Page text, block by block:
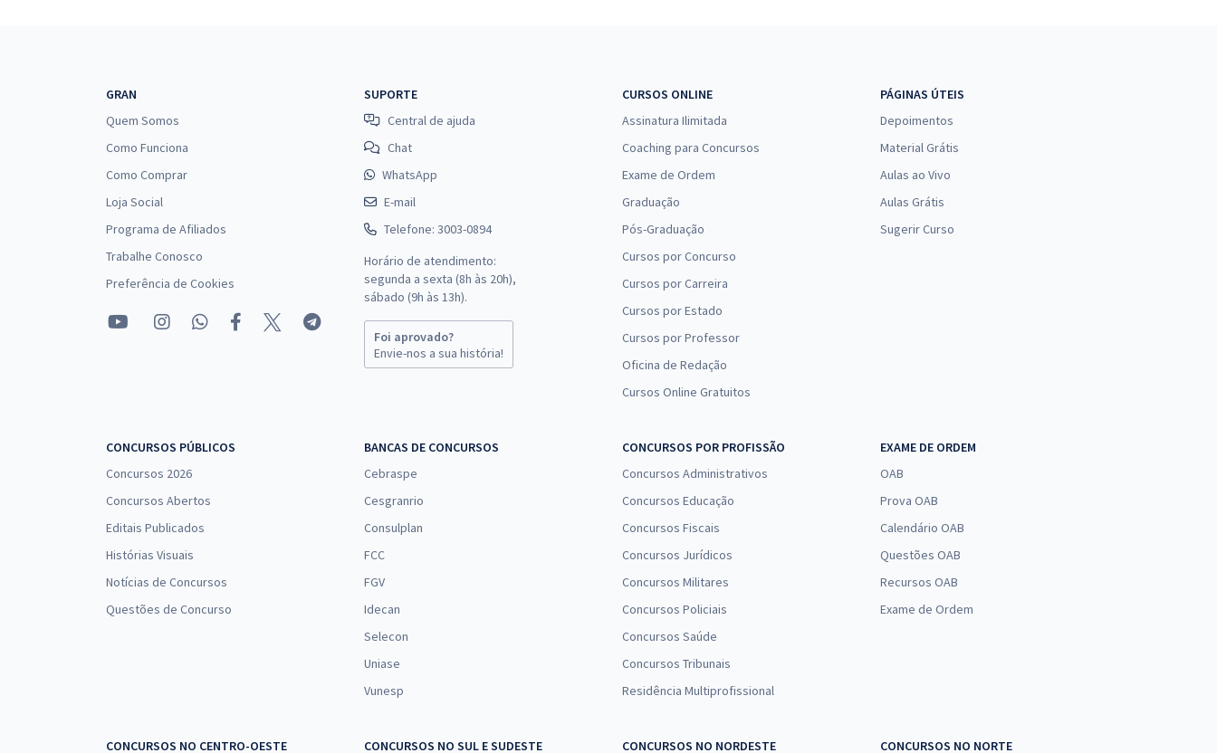
GRAN
Quem Somos
Como Funciona
Como Comprar
Loja Social
Programa de Afiliados
Trabalhe Conosco
Preferência de Cookies
SUPORTE
Central de ajuda
Chat
WhatsApp
E-mail
Telefone: 3003-0894
Horário de atendimento:
segunda a sexta (8h às 20h),
sábado (9h às 13h).
Foi aprovado?
Envie-nos a sua história!
CURSOS ONLINE
Assinatura Ilimitada
Coaching para Concursos
Exame de Ordem
Graduação
Pós-Graduação
Cursos por Concurso
Cursos por Carreira
Cursos por Estado
Cursos por Professor
Oficina de Redação
Cursos Online Gratuitos
PÁGINAS ÚTEIS
Depoimentos
Material Grátis
Aulas ao Vivo
Aulas Grátis
Sugerir Curso
CONCURSOS PÚBLICOS
Concursos 2026
Concursos Abertos
Editais Publicados
Histórias Visuais
Notícias de Concursos
Questões de Concurso
BANCAS DE CONCURSOS
Cebraspe
Cesgranrio
Consulplan
FCC
FGV
Idecan
Selecon
Uniase
Vunesp
CONCURSOS POR PROFISSÃO
Concursos Administrativos
Concursos Educação
Concursos Fiscais
Concursos Jurídicos
Concursos Militares
Concursos Policiais
Concursos Saúde
Concursos Tribunais
Residência Multiprofissional
EXAME DE ORDEM
OAB
Prova OAB
Calendário OAB
Questões OAB
Recursos OAB
Exame de Ordem
CONCURSOS NO CENTRO-OESTE
CONCURSOS NO SUL E SUDESTE
CONCURSOS NO NORDESTE
CONCURSOS NO NORTE